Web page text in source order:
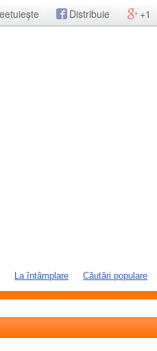
Distribuie +1
La întâmplare Căutări populare